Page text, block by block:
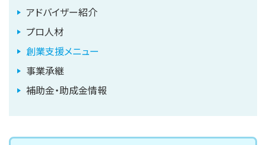
アドバイザー紹介
プロ人材
創業支援メニュー
事業承継
補助金・助成金情報